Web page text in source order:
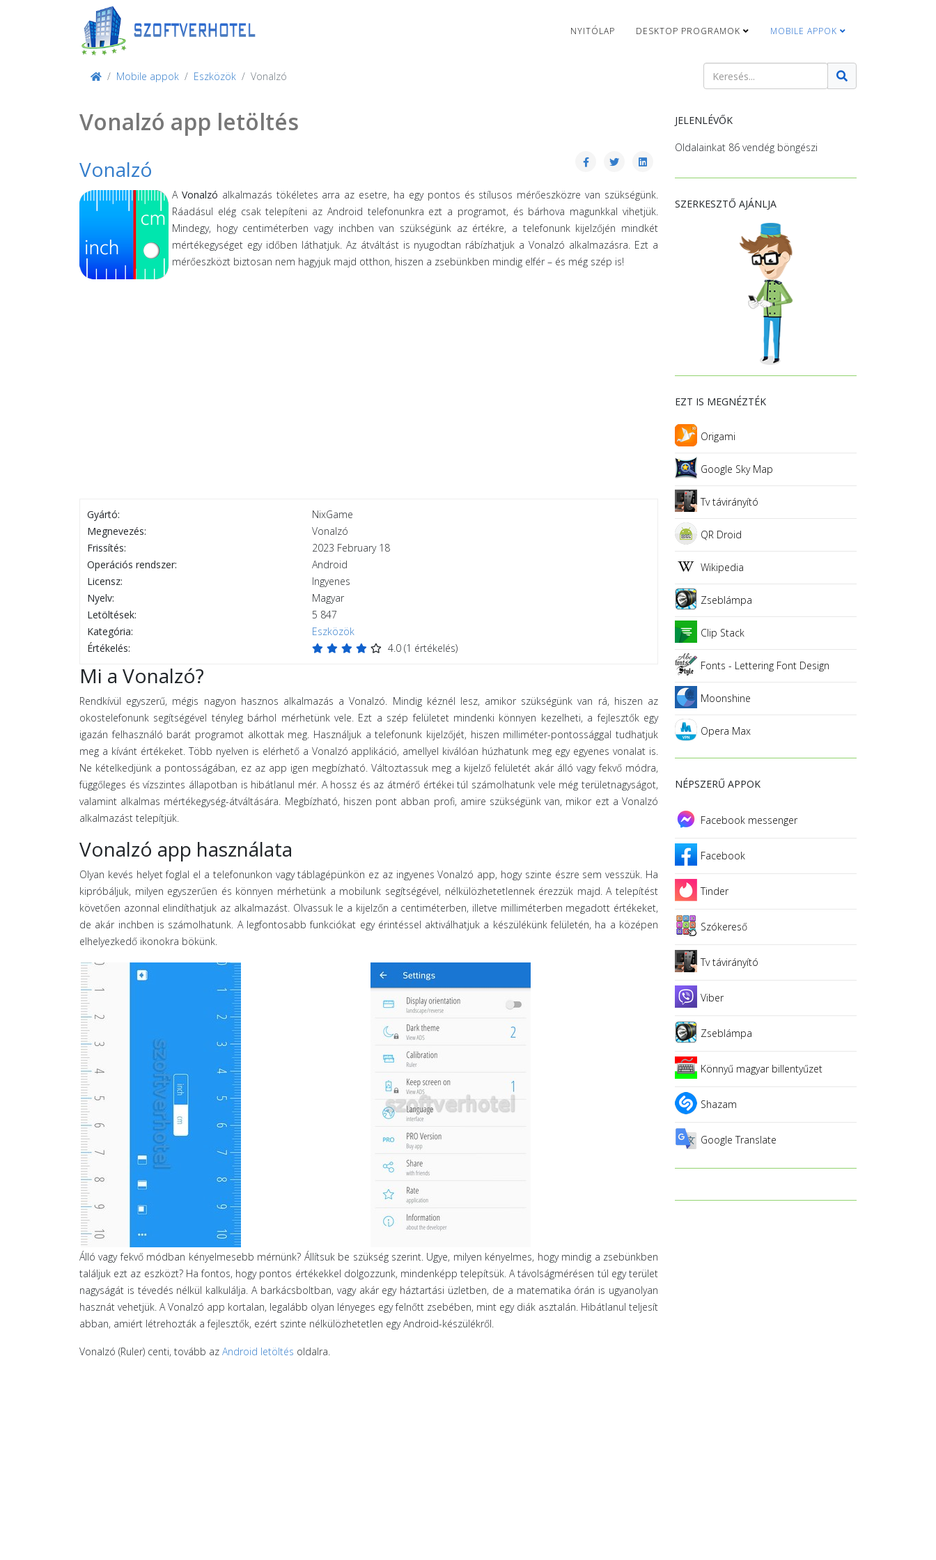
NYITÓLAP DESKTOP PROGRAMOK MOBILE APPOK
Mobile appok Eszközök Vonalzó
Keresés
Vonalzó app letöltés
Vonalzó
A Vonalzó alkalmazás tökéletes arra az esetre, ha egy pontos és stílusos mérőeszközre van szükségünk.
Ráadásul elég csak telepíteni az Android telefonunkra ezt a programot, és bárhova magunkkal vihetjük.
Mindegy, hogy centiméterben vagy inchben van szükségünk az értékre, a telefonunk kijelzőjén mindkét
mértékegységet egy időben láthatjuk. Az átváltást is nyugodtan rábízhatjuk a Vonalzó alkalmazásra. Ezt a
mérőeszközt biztosan nem hagyjuk majd otthon, hiszen a zsebünkben mindig elfér – és még szép is!
Gyártó:
NixGame
Megnevezés:
Vonalzó
Frissítés:
2023 February 18
Operációs rendszer:
Android
Licensz:
Ingyenes
Nyelv:
Magyar
Letöltések:
5 847
Kategória:
Eszközök
Értékelés:
4.0 (1 értékelés)
Mi a Vonalzó?
Rendkívül egyszerű, mégis nagyon hasznos alkalmazás a Vonalzó. Mindig kéznél lesz, amikor szükségünk van rá, hiszen az
okostelefonunk segítségével tényleg bárhol mérhetünk vele. Ezt a szép felületet mindenki könnyen kezelheti, a fejlesztők egy
igazán felhasználó barát programot alkottak meg. Használjuk a telefonunk kijelzőjét, hiszen milliméter-pontossággal tudhatjuk
meg a kívánt értékeket. Több nyelven is elérhető a Vonalzó applikáció, amellyel kiválóan húzhatunk meg egy egyenes vonalat is.
Ne kételkedjünk a pontosságában, ez az app igen megbízható. Változtassuk meg a kijelző felületét akár álló vagy fekvő módra,
függőleges és vízszintes állapotban is hibátlanul mér. A hossz és az átmérő értékei túl számolhatunk vele még területnagyságot,
valamint alkalmas mértékegység-átváltására. Megbízható, hiszen pont abban profi, amire szükségünk van, mikor ezt a Vonalzó
alkalmazást telepítjük.
Vonalzó app használata
Olyan kevés helyet foglal el a telefonunkon vagy táblagépünkön ez az ingyenes Vonalzó app, hogy szinte észre sem vesszük. Ha
kipróbáljuk, milyen egyszerűen és könnyen mérhetünk a mobilunk segítségével, nélkülözhetetlennek érezzük majd. A telepítést
követően azonnal elindíthatjuk az alkalmazást. Olvassuk le a kijelzőn a centiméterben, illetve milliméterben megadott értékeket,
de akár inchben is számolhatunk. A legfontosabb funkciókat egy érintéssel aktiválhatjuk a készülékünk felületén, ha a középen
elhelyezkedő ikonokra bökünk.
Álló vagy fekvő módban kényelmesebb mérnünk? Állítsuk be szükség szerint. Ugye, milyen kényelmes, hogy mindig a zsebünkben
találjuk ezt az eszközt? Ha fontos, hogy pontos értékekkel dolgozzunk, mindenképp telepítsük. A távolságmérésen túl egy terület
nagyságát is tévedés nélkül kalkulálja. A barkácsboltban, vagy akár egy háztartási üzletben, de a matematika órán is ugyanolyan
hasznát vehetjük. A Vonalzó app kortalan, legalább olyan lényeges egy felnőtt zsebében, mint egy diák asztalán. Hibátlanul teljesít
abban, amiért létrehozták a fejlesztők, ezért szinte nélkülözhetetlen egy Android-készülékről.
Vonalzó (Ruler) centi, tovább az Android letöltés oldalra.
JELENLÉVŐK
Oldalainkat 86 vendég böngészi
SZERKESZTŐ AJÁNLJA
EZT IS MEGNÉZTÉK
Origami
Google Sky Map
Tv távirányító
QR Droid
Wikipedia
Zseblámpa
Clip Stack
Fonts - Lettering Font Design
Moonshine
Opera Max
NÉPSZERŰ APPOK
Facebook messenger
Facebook
Tinder
Szókereső
Tv távirányító
Viber
Zseblámpa
Könnyű magyar billentyűzet
Shazam
Google Translate